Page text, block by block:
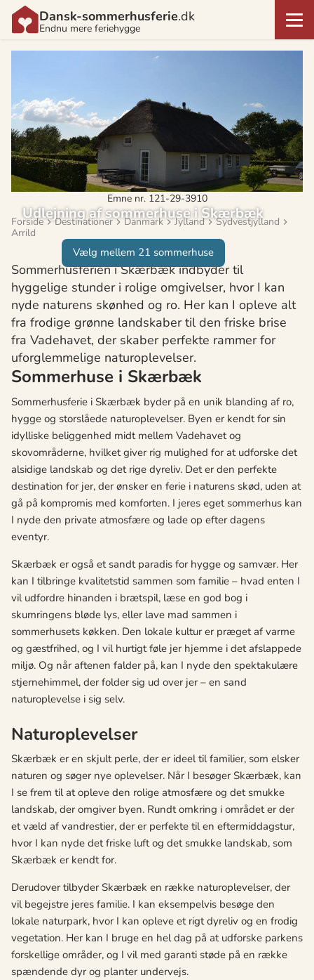
Dansk-sommerhusferie.dk
Endnu mere feriehygge
Emne nr. 121-29-3910
Udlejning af sommerhuse i Skærbæk
Vælg mellem 21 sommerhuse
Forside Destinationer Danmark Jylland
Sydvestjylland
Arrild
Sommerhusferien i Skærbæk indbyder til
hyggelige stunder i rolige omgivelser, hvor I kan
nyde naturens skønhed og ro. Her kan I opleve alt
fra frodige grønne landskaber til den friske brise
fra Vadehavet, der skaber perfekte rammer for
uforglemmelige naturoplevelser.
Sommerhuse i Skærbæk
Sommerhusferie i Skærbæk byder på en unik blanding af ro,
hygge og storslåede naturoplevelser. Byen er kendt for sin
idylliske beliggenhed midt mellem Vadehavet og
skovområderne, hvilket giver rig mulighed for at udforske det
alsidige landskab og det rige dyreliv. Det er den perfekte
destination for jer, der ønsker en ferie i naturens skød, uden at
gå på kompromis med komforten. I jeres eget sommerhus kan
I nyde den private atmosfære og lade op efter dagens
eventyr.
Skærbæk er også et sandt paradis for hygge og samvær. Her
kan I tilbringe kvalitetstid sammen som familie – hvad enten I
vil udfordre hinanden i brætspil, læse en god bog i
skumringens bløde lys, eller lave mad sammen i
sommerhusets køkken. Den lokale kultur er præget af varme
og gæstfrihed, og I vil hurtigt føle jer hjemme i det afslappede
miljø. Og når aftenen falder på, kan I nyde den spektakulære
stjernehimmel, der folder sig ud over jer – en sand
naturoplevelse i sig selv.
Naturoplevelser
Skærbæk er en skjult perle, der er ideel til familier, som elsker
naturen og søger nye oplevelser. Når I besøger Skærbæk, kan
I se frem til at opleve den rolige atmosfære og det smukke
landskab, der omgiver byen. Rundt omkring i området er der
et væld af vandrestier, der er perfekte til en eftermiddagstur,
hvor I kan nyde det friske luft og det smukke landskab, som
Skærbæk er kendt for.
Derudover tilbyder Skærbæk en række naturoplevelser, der
vil begejstre jeres familie. I kan eksempelvis besøge den
lokale naturpark, hvor I kan opleve et rigt dyreliv og en frodig
vegetation. Her kan I bruge en hel dag på at udforske parkens
forskellige områder, og I vil med garanti støde på en række
spændende dyr og planter undervejs.